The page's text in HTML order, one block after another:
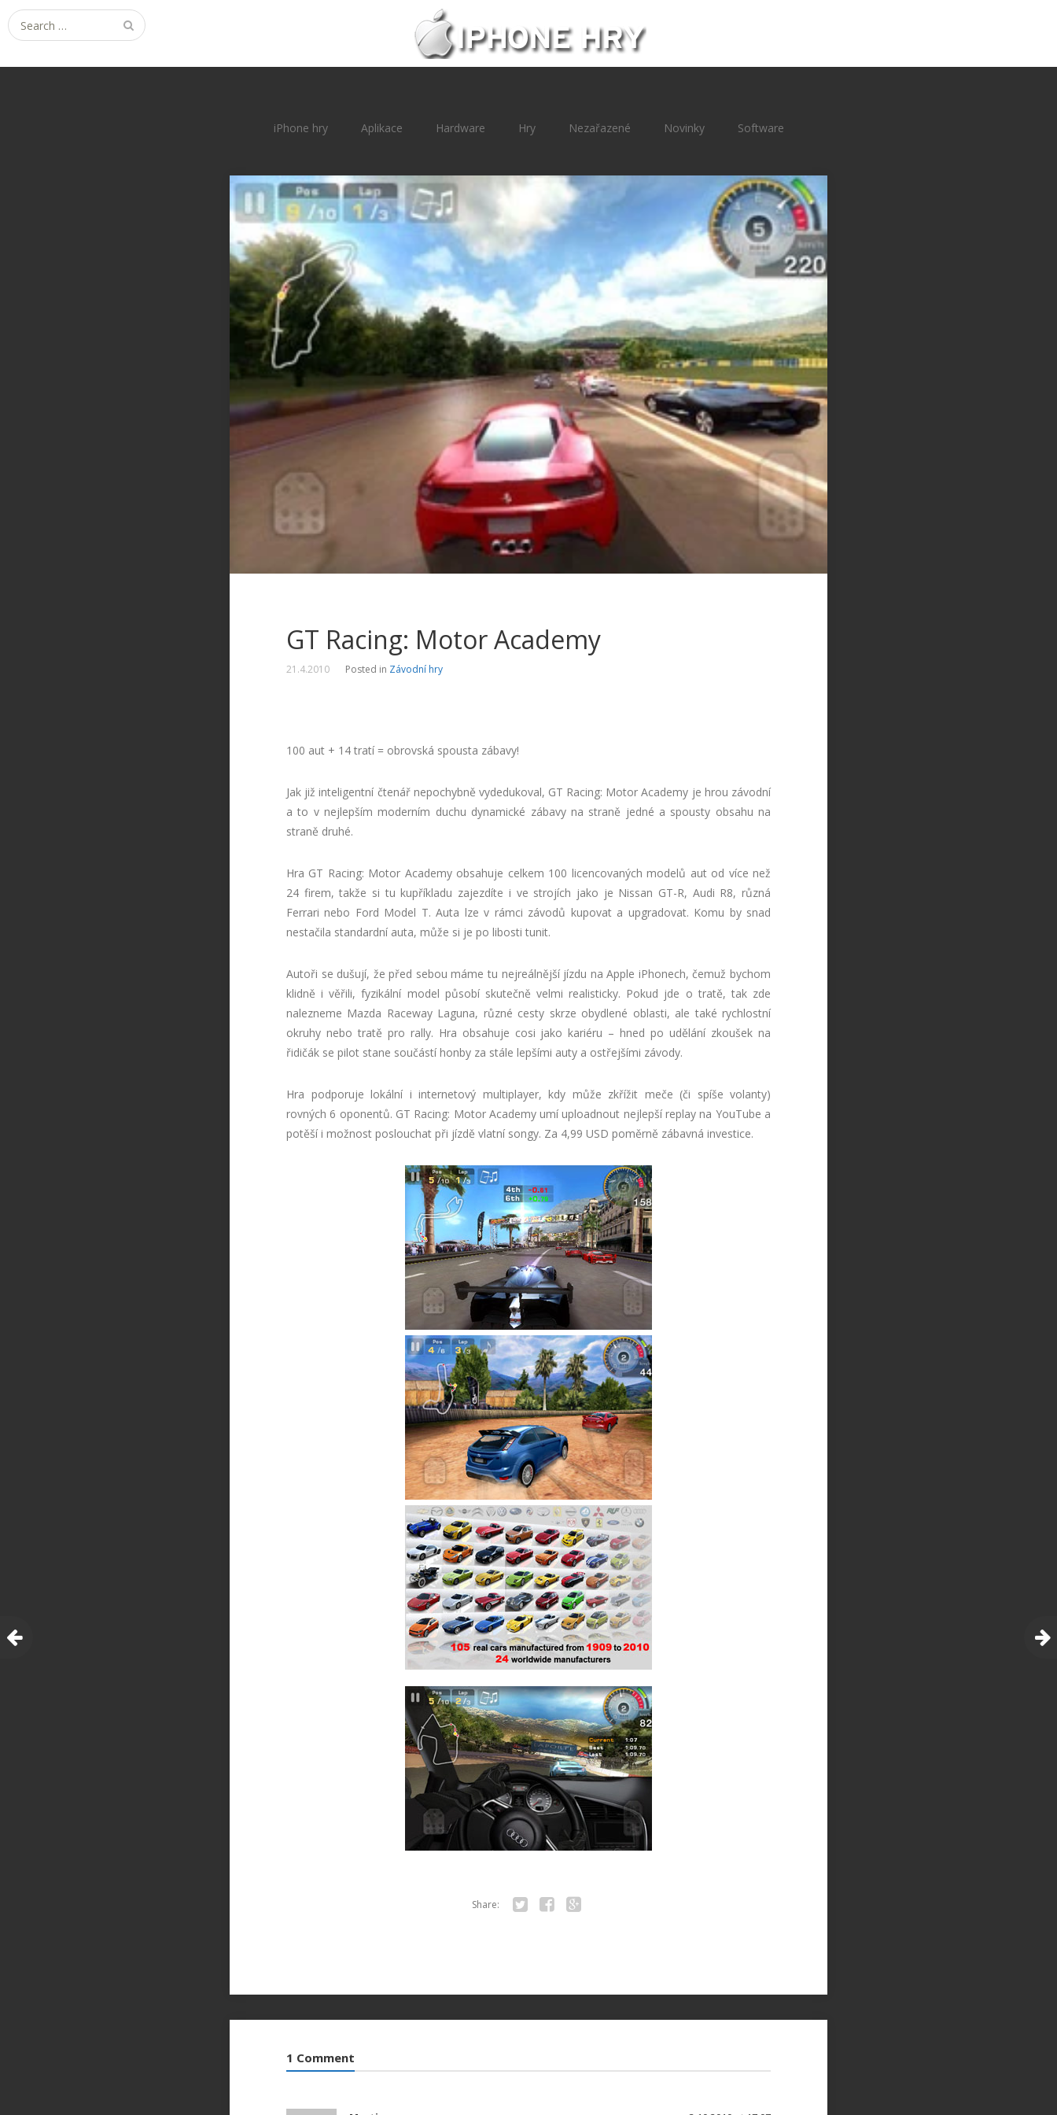
Search
for:
iPhone hry Aplikace Hardware Hry Nezařazené Novinky Software
GT Racing: Motor Academy
21.4.2010 Posted in Závodní hry
100 aut + 14 tratí = obrovská spousta zábavy!
Jak již inteligentní čtenář nepochybně vydedukoval, GT Racing: Motor Academy je hrou závodní
a to v nejlepším moderním duchu dynamické zábavy na straně jedné a spousty obsahu na
straně druhé.
Hra GT Racing: Motor Academy obsahuje celkem 100 licencovaných modelů aut od více než
24 firem, takže si tu kupříkladu zajezdíte i ve strojích jako je Nissan GT-R, Audi R8, různá
Ferrari nebo Ford Model T. Auta lze v rámci závodů kupovat a upgradovat. Komu by snad
nestačila standardní auta, může si je po libosti tunit.
Autoři se dušují, že před sebou máme tu nejreálnější jízdu na Apple iPhonech, čemuž bychom
klidně i věřili, fyzikální model působí skutečně velmi realisticky. Pokud jde o tratě, tak zde
nalezneme Mazda Raceway Laguna, různé cesty skrze obydlené oblasti, ale také rychlostní
okruhy nebo tratě pro rally. Hra obsahuje cosi jako kariéru – hned po udělání zkoušek na
řidičák se pilot stane součástí honby za stále lepšími auty a ostřejšími závody.
Hra podporuje lokální i internetový multiplayer, kdy může zkřížit meče (či spíše volanty)
rovných 6 oponentů. GT Racing: Motor Academy umí uploadnout nejlepší replay na YouTube a
potěší i možnost poslouchat při jízdě vlatní songy. Za 4,99 USD poměrně zábavná investice.
Share:
1 Comment